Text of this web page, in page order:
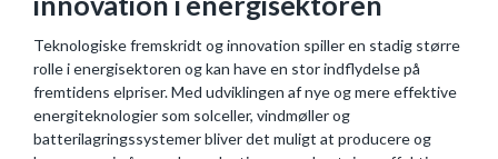
Teknologiske fremskridt og innovation spiller en stadig større
rolle i energisektoren og kan have en stor indflydelse på
fremtidens elpriser. Med udviklingen af nye og mere effektive
energiteknologier som solceller, vindmøller og
batterilagringssystemer bliver det muligt at producere og